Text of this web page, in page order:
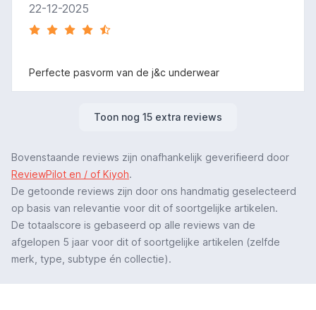
22-12-2025
Perfecte pasvorm van de j&c underwear
Toon nog 15 extra reviews
Bovenstaande reviews zijn onafhankelijk geverifieerd door
ReviewPilot en / of Kiyoh.
De getoonde reviews zijn door ons handmatig geselecteerd
op basis van relevantie voor dit of soortgelijke artikelen.
De totaalscore is gebaseerd op alle reviews van de
afgelopen 5 jaar voor dit of soortgelijke artikelen (zelfde
merk, type, subtype én collectie).